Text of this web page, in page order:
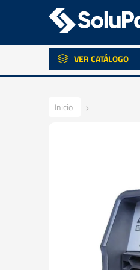
VER CATÁLOGO
Inicio